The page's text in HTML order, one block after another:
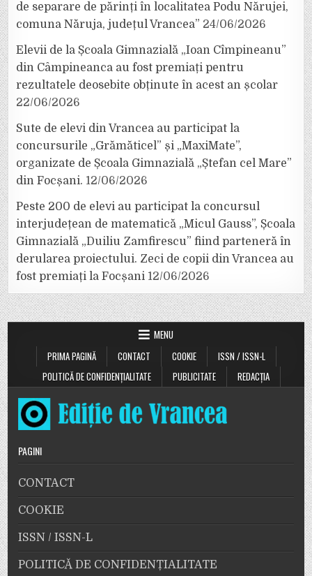
de separare de părinți în localitatea Podu Nărujei,
comuna Năruja, județul Vrancea” 24/06/2026
Elevii de la Școala Gimnazială „Ioan Cîmpineanu”
din Câmpineanca au fost premiați pentru
rezultatele deosebite obținute în acest an școlar
22/06/2026
Sute de elevi din Vrancea au participat la
concursurile „Grămăticel” și „MaxiMate”,
organizate de Școala Gimnazială „Ștefan cel Mare”
din Focșani. 12/06/2026
Peste 200 de elevi au participat la concursul
interjudețean de matematică „Micul Gauss”, Școala
Gimnazială „Duiliu Zamfirescu” fiind parteneră în
derularea proiectului. Zeci de copii din Vrancea au
fost premiați la Focșani 12/06/2026
MENU
PRIMA PAGINĂ
CONTACT COOKIE
ISSN / ISSN-L
POLITICĂ DE CONFIDENȚIALITATE
PUBLICITATE REDACȚIA
PAGINI
CONTACT
COOKIE
ISSN / ISSN-L
POLITICĂ DE CONFIDENȚIALITATE